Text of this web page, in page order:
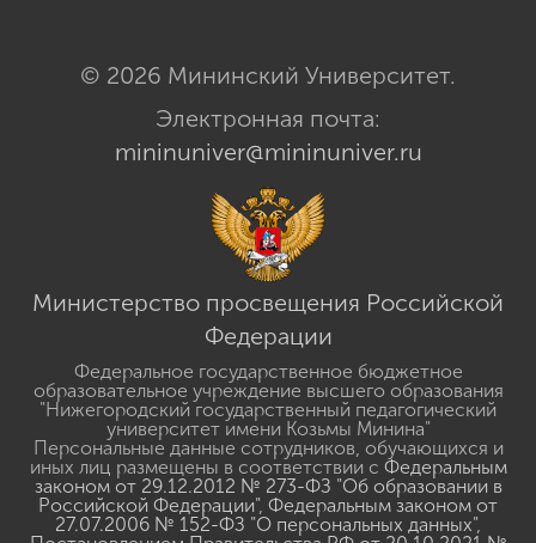
© 2026 Мининский Университет.
Электронная почта:
mininuniver@mininuniver.ru
Министерство просвещения Российской
Федерации
Федеральное государственное бюджетное
образовательное учреждение высшего образования
"Нижегородский государственный педагогический
университет имени Козьмы Минина"
Персональные данные сотрудников, обучающихся и
иных лиц размещены в соответствии с Федеральным
законом от 29.12.2012 № 273-ФЗ "Об образовании в
Российской Федерации", Федеральным законом от
27.07.2006 № 152-ФЗ "О персональных данных",